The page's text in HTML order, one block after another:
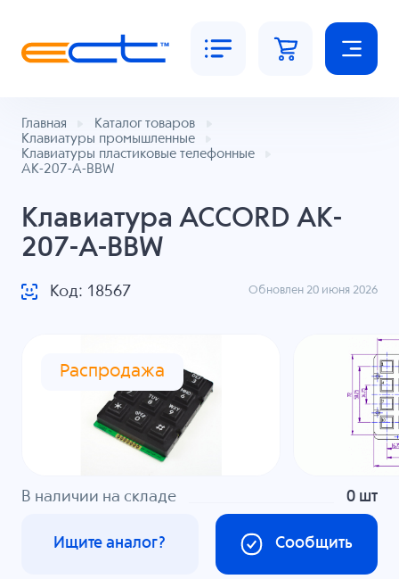
Главная
Каталог товаров
Клавиатуры промышленные
Клавиатуры пластиковые телефонные
AK-207-A-BBW
Клавиатура ACCORD AK-
207-A-BBW
Код: 18567 Обновлен 20 июня 2026
Распродажа
В наличии на складе 0 шт
Сообщить
Ищите аналог?